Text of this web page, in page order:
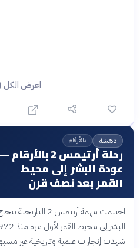
اعرض الكل (10)
دهشة بالأرقام
رحلة أرتيمس 2
عودة البشر إلى محيط
القمر بعد نصف قرن
شهدت إنجازات علمية وتاريخية غير